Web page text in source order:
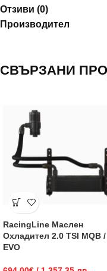
Отзиви (0)
Производител
СВЪРЗАНИ
RacingLine Маслен
Охладител 2.0 TSI MQB
EVO